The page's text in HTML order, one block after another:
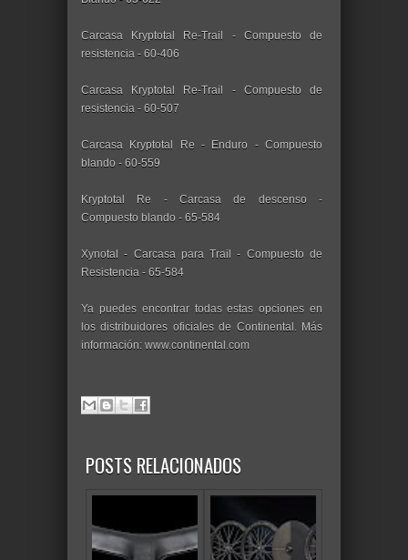
Carcasa Kryptotal Re-Trail - Compuesto de
resistencia - 60-406
Carcasa Kryptotal Re-Trail - Compuesto de
resistencia - 60-507
Carcasa Kryptotal Re - Enduro - Compuesto
blando - 60-559
Kryptotal Re - Carcasa de descenso -
Compuesto blando - 65-584
Xynotal - Carcasa para Trail - Compuesto de
Resistencia - 65-584
Ya puedes encontrar todas estas opciones en
los distribuidores oficiales de Continental. Más
información: www.continental.com
POSTS RELACIONADOS